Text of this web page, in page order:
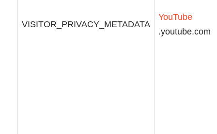
VISITOR_PRIVACY_METADATA
YouTube
.youtube.com